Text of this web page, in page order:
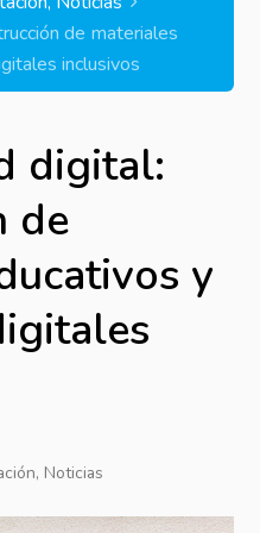
de materiales
inclusivos
digital:
de
y
, Noticias